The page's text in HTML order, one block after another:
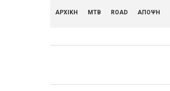
ΑΡΧΙΚΗ MTB ROAD ΑΠΟΨΗ